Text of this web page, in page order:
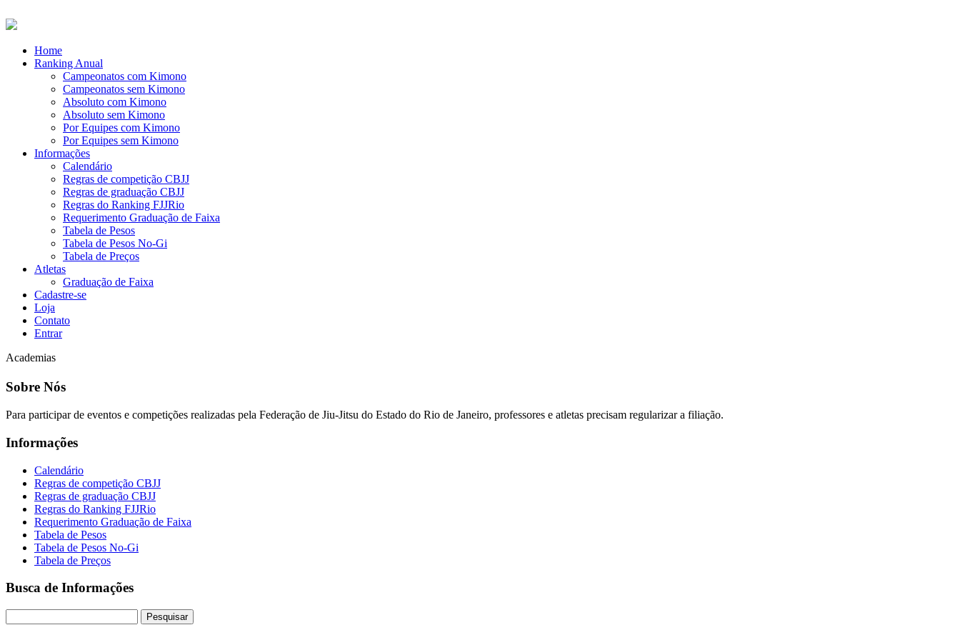
Home
Ranking Anual
Campeonatos com Kimono
Campeonatos sem Kimono
Absoluto com Kimono
Absoluto sem Kimono
Por Equipes com Kimono
Por Equipes sem Kimono
Informações
Calendário
Regras de competição CBJJ
Regras de graduação CBJJ
Regras do Ranking FJJRio
Requerimento Graduação de Faixa
Tabela de Pesos
Tabela de Pesos No-Gi
Tabela de Preços
Atletas
Graduação de Faixa
Cadastre-se
Loja
Contato
Entrar
Academias
Sobre Nós
Para participar de eventos e competições realizadas pela Federação de Jiu-Jitsu do Estado do Rio de Janeiro, professores e atletas precisam regularizar a filiação.
Informações
Calendário
Regras de competição CBJJ
Regras de graduação CBJJ
Regras do Ranking FJJRio
Requerimento Graduação de Faixa
Tabela de Pesos
Tabela de Pesos No-Gi
Tabela de Preços
Busca de Informações